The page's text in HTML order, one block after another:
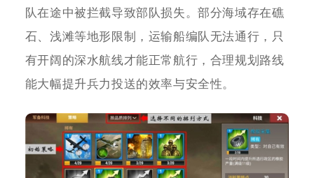
队在途中被拦截导致部队损失。部分海域存在礁
石、浅滩等地形限制，运输船编队无法通行，只
有开阔的深水航线才能正常航行，合理规划路线
能大幅提升兵力投送的效率与安全性。